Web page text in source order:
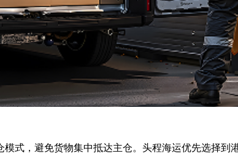
，避免货物集中抵达主仓。头程海运优先选择到